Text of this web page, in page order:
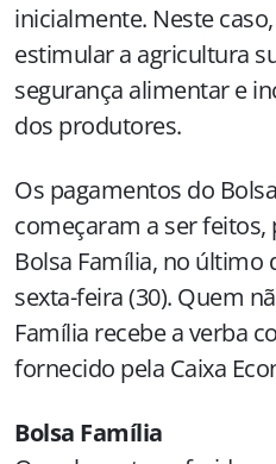
inicialmente. Neste
estimular a agricultura
segurança alimentar e
dos produtores.
Os pagamentos do
começaram a ser
Bolsa Família, no último
sexta-feira (30). Quem
Família recebe a verba
fornecido pela Caixa
Bolsa Família